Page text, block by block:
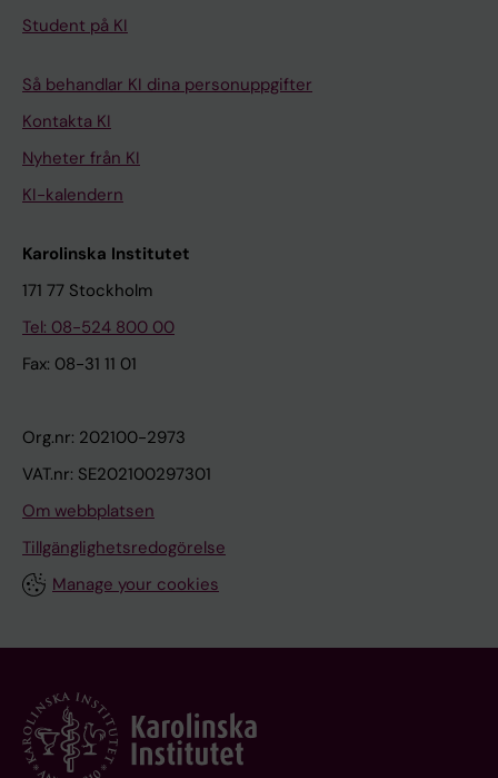
Student på KI
Så behandlar KI dina personuppgifter
Kontakta KI
Nyheter från KI
KI-kalendern
Karolinska Institutet
171 77 Stockholm
Tel: 08-524 800 00
Fax: 08-31 11 01
Org.nr: 202100-2973
VAT.nr: SE202100297301
Om webbplatsen
Tillgänglighetsredogörelse
Manage your cookies